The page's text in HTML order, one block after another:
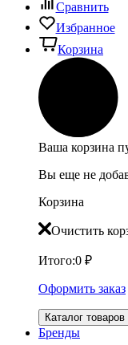
Сравнить
Избранное
Корзина
Ваша корзина
Вы еще не
Корзина
Очистить
Итого:0 ₽
Оформить заказ
Каталог товаров
Бренды